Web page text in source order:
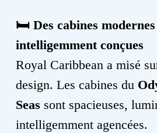
🛏️ Des cabines
intelligemment conçues
Royal Caribbean a misé
design. Les cabines du
Seas sont spacieuses,
intelligemment agencées.